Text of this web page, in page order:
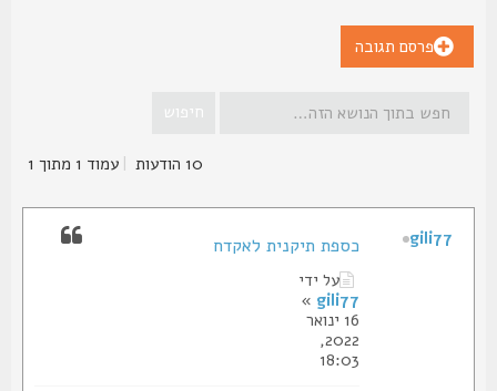
פרסם תגובה
|עמוד1מתוך1
כספת תיקנית לאקדח
על ידי
gili77
»
16 ינואר
2022,
18:03
gili77